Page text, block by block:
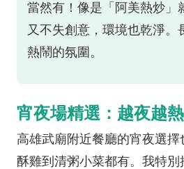
當然有！像是「阿美熱炒」
又不失創意，環境也乾淨。
熱鬧的氛圍。
宵夜場精選：越夜越
高雄武廟附近餐廳的宵夜選
酥雞到清粥小菜都有。我特